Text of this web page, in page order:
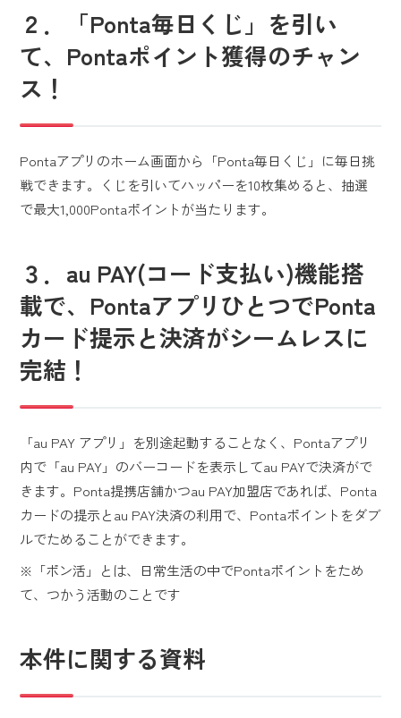
２．「Ponta毎日くじ」を引い
て、Pontaポイント獲得のチャン
ス！
Pontaアプリのホーム画面から「Ponta毎日くじ」に毎日挑
戦できます。くじを引いてハッパーを10枚集めると、抽選
で最大1,000Pontaポイントが当たります。
３．au PAY(コード支払い)機能搭
載で、PontaアプリひとつでPonta
カード提示と決済がシームレスに
完結！
「au PAY アプリ」を別途起動することなく、Pontaアプリ
内で「au PAY」のバーコードを表示してau PAYで決済がで
きます。Ponta提携店舗かつau PAY加盟店であれば、Ponta
カードの提示とau PAY決済の利用で、Pontaポイントをダブ
ルでためることができます。
※「ポン活」とは、日常生活の中でPontaポイントをため
て、つかう活動のことです
本件に関する資料